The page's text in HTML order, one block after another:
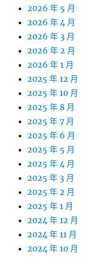
2026 年 5 月
2026 年 4 月
2026 年 3 月
2026 年 2 月
2026 年 1 月
2025 年 12 月
2025 年 10 月
2025 年 8 月
2025 年 7 月
2025 年 6 月
2025 年 5 月
2025 年 4 月
2025 年 3 月
2025 年 2 月
2025 年 1 月
2024 年 12 月
2024 年 11 月
2024 年 10 月